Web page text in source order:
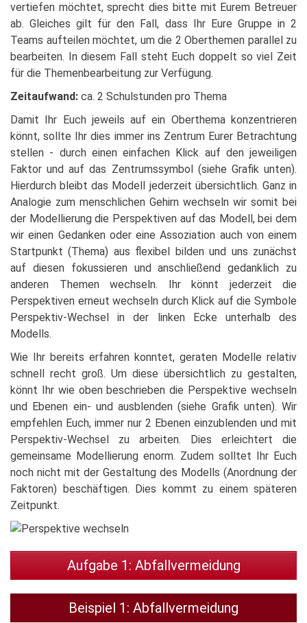
vertiefen möchtet, sprecht dies bitte mit Eurem Betreuer
ab. Gleiches gilt für den Fall, dass Ihr Eure Gruppe in 2
Teams aufteilen möchtet, um die 2 Oberthemen parallel zu
bearbeiten. In diesem Fall steht Euch doppelt so viel Zeit
für die Themenbearbeitung zur Verfügung.
Zeitaufwand: ca. 2 Schulstunden pro Thema
Damit Ihr Euch jeweils auf ein Oberthema konzentrieren
könnt, sollte Ihr dies immer ins Zentrum Eurer Betrachtung
stellen - durch einen einfachen Klick auf den jeweiligen
Faktor und auf das Zentrumssymbol (siehe Grafik unten).
Hierdurch bleibt das Modell jederzeit übersichtlich. Ganz in
Analogie zum menschlichen Gehirn wechseln wir somit bei
der Modellierung die Perspektiven auf das Modell, bei dem
wir einen Gedanken oder eine Assoziation auch von einem
Startpunkt (Thema) aus ﬂexibel bilden und uns zunächst
auf diesen fokussieren und anschließend gedanklich zu
anderen Themen wechseln. Ihr könnt jederzeit die
Perspektiven erneut wechseln durch Klick auf die Symbole
Perspektiv-Wechsel in der linken Ecke unterhalb des
Modells.
Wie Ihr bereits erfahren konntet, geraten Modelle relativ
schnell recht groß. Um diese übersichtlich zu gestalten,
könnt Ihr wie oben beschrieben die Perspektive wechseln
und Ebenen ein- und ausblenden (siehe Grafik unten). Wir
empfehlen Euch, immer nur 2 Ebenen einzublenden und mit
Perspektiv-Wechsel zu arbeiten. Dies erleichtert die
gemeinsame Modellierung enorm. Zudem solltet Ihr Euch
noch nicht mit der Gestaltung des Modells (Anordnung der
Faktoren) beschäftigen. Dies kommt zu einem späteren
Zeitpunkt.
Aufgabe 1: Abfallvermeidung
Beispiel 1: Abfallvermeidung